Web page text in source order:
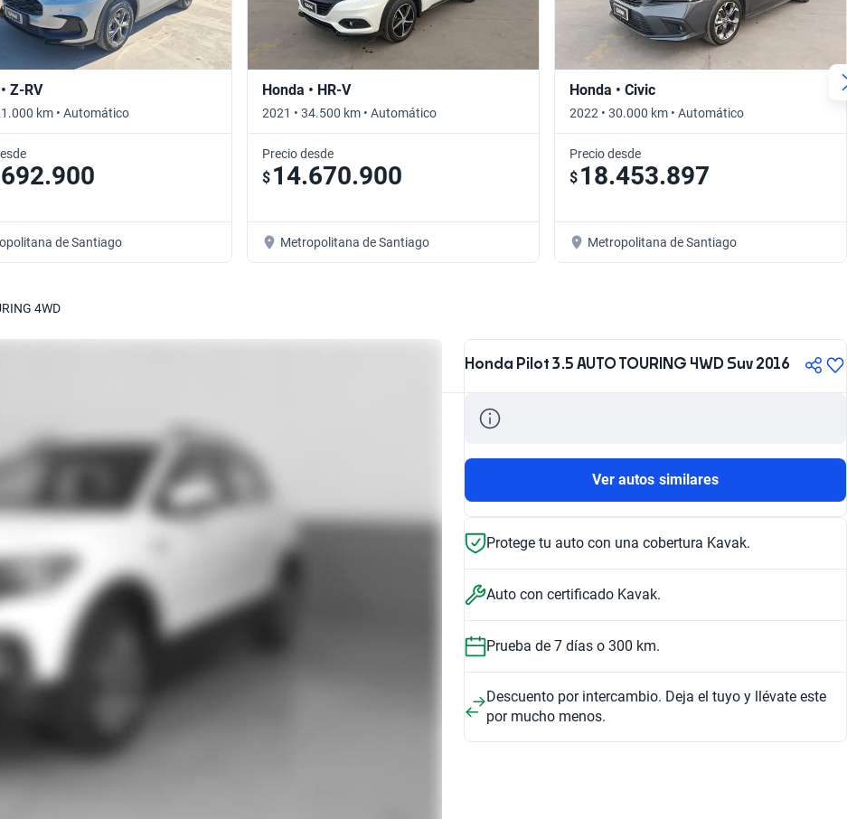
Z-RV
km • Automático
de Santiago
Honda • HR-V
2021 • 34.500 km • Automático
Precio desde
$ 14.670.900
Metropolitana de Santiago
Honda • Civic
2022 • 30.000 km • Automático
Precio desde
$ 18.453.897
Metropolitana de Santiago
4WD
Honda Pilot 3.5 AUTO TOURING 4WD Suv 2016
Ver autos similares
Protege tu auto con una cobertura Kavak.
Auto con certificado Kavak.
Prueba de 7 días o 300 km.
Descuento por intercambio. Deja el tuyo y llévate este
por mucho menos.